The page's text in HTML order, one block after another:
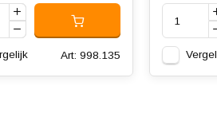
Art: 998.135